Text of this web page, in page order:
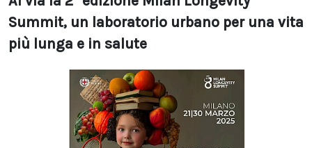
Summit, un laboratorio urbano per una vita
più lunga e in salute